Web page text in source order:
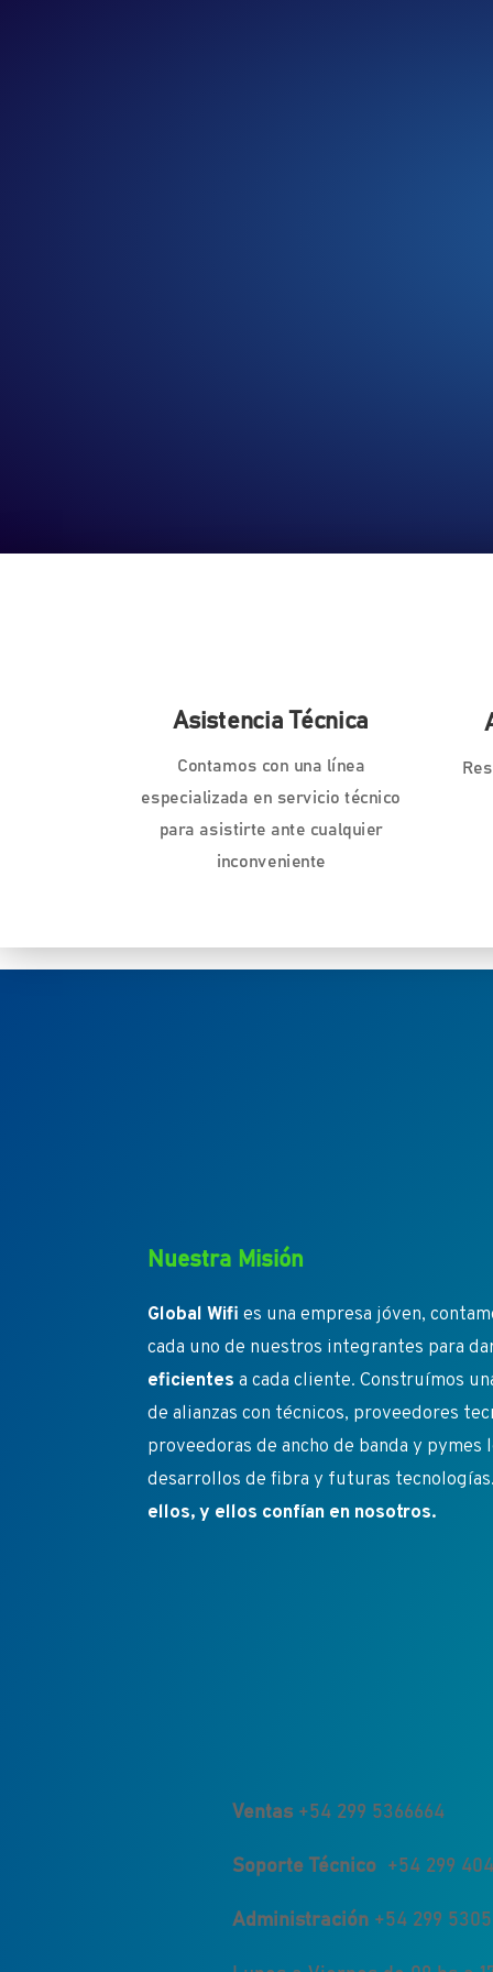
Asistencia Técnica
Contamos con una línea
especializada en servicio técnico
para asistirte ante cualquier
inconveniente
Nuestra Misión
Global Wifi es una empresa jóven,
cada uno de nuestros integrantes para
eficientes a cada cliente. Construímos
de alianzas con técnicos, proveedores
proveedoras de ancho de banda y pymes
desarrollos de fibra y futuras
ellos, y ellos confían en nosotros.
Ventas +54 299 5366664
Soporte Técnico +54 299
Administración +54 299